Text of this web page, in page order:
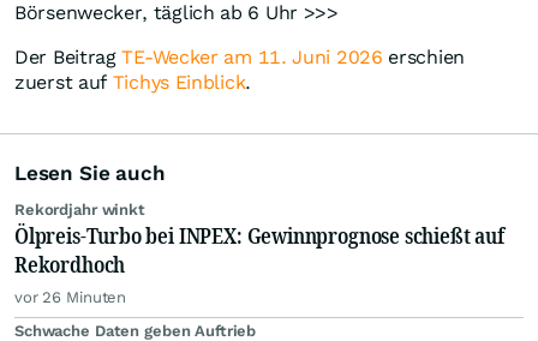
Börsenwecker, täglich ab 6 Uhr >>>
Der BeitragTE-Wecker am 11. Juni 2026 erschien
zuerst auf Tichys Einblick.
Lesen Sie auch
Rekordjahr winkt
Ölpreis-Turbo bei INPEX: Gewinnprognose schießt auf
Rekordhoch
vor 26 Minuten
Schwache Daten geben Auftrieb